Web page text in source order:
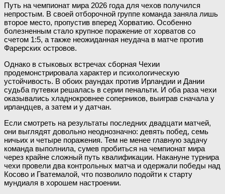
Путь на чемпионат мира 2026 года для чехов получился
непростым. В своей отборочной группе команда заняла лишь
второе место, пропустив вперед Хорватию. Особенно
болезненным стало крупное поражение от хорватов со
счетом 1:5, а также неожиданная неудача в матче против
Фарерских островов.
Однако в стыковых встречах сборная Чехии
продемонстрировала характер и психологическую
устойчивость. В обоих раундах против Ирландии и Дании
судьба путевки решалась в серии пенальти. И оба раза чехи
оказывались хладнокровнее соперников, выиграв сначала у
ирландцев, а затем и у датчан.
Если смотреть на результаты последних двадцати матчей,
они выглядят довольно неоднозначно: девять побед, семь
ничьих и четыре поражения. Тем не менее главную задачу
команда выполнила, сумев пробиться на чемпионат мира
через крайне сложный путь квалификации. Накануне турнира
чехи провели два контрольных матча и одержали победы над
Косово и Гватемалой, что позволило подойти к старту
мундиаля в хорошем настроении.